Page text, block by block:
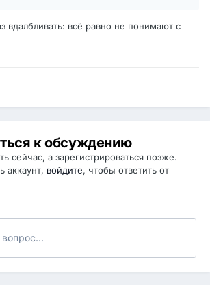
вдалбливать: всё равно не понимают с
к обсуждению
сейчас, а зарегистрироваться позже.
аккаунт, войдите, чтобы ответить от